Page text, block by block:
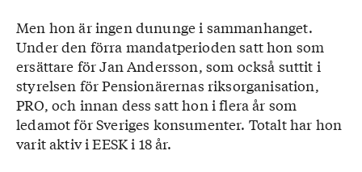
Men hon är ingen dununge i sammanhanget.
Under den förra mandatperioden satt hon som
ersättare för Jan Andersson, som också suttit i
styrelsen för Pensionärernas riksorganisation,
PRO, och innan dess satt hon i flera år som
ledamot för Sveriges konsumenter. Totalt har hon
varit aktiv i EESK i 18 år.